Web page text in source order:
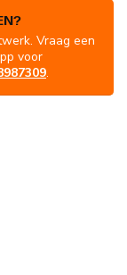
Vraag een
voor
.